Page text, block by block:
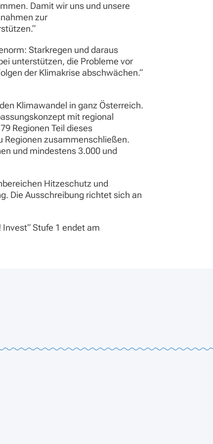
Damit wir uns und unsere
zur
Starkregen und daraus
unterstützen, die Probleme vor
der Klimakrise abschwächen.“
Klimawandel in ganz Österreich.
mit regional
Regionen Teil dieses
Regionen zusammenschließen.
und mindestens 3.000 und
Hitzeschutz und
Die Ausschreibung richtet sich an
Invest“ Stufe 1 endet am